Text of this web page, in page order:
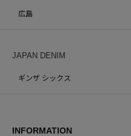
広島
JAPAN DENIM
ギンザ シックス
INFORMATION